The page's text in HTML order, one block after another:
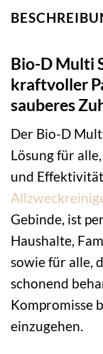
Bio-D Multi
kraftvoller
sauberes
Der Bio-D
Lösung für
und
Gebinde, ist
Haushalte,
sowie für alle,
schonend
Kompromisse
einzugehen.